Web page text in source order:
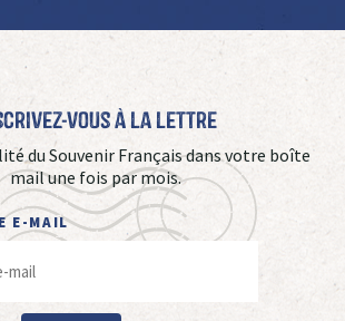
vous à La Lettre
du Souvenir Français dans votre boîte
mail une fois par mois.
E-MAIL